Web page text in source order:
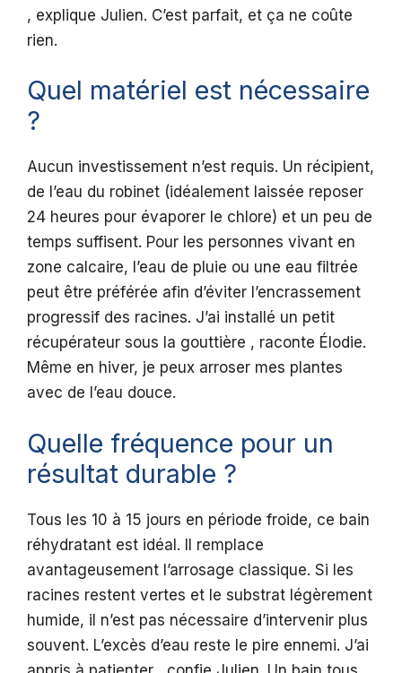
, explique Julien. C’est parfait, et ça ne coûte
rien.
Quel matériel est nécessaire
?
Aucun investissement n’est requis. Un récipient,
de l’eau du robinet (idéalement laissée reposer
24 heures pour évaporer le chlore) et un peu de
temps suffisent. Pour les personnes vivant en
zone calcaire, l’eau de pluie ou une eau filtrée
peut être préférée afin d’éviter l’encrassement
progressif des racines. J’ai installé un petit
récupérateur sous la gouttière , raconte Élodie.
Même en hiver, je peux arroser mes plantes
avec de l’eau douce.
Quelle fréquence pour un
résultat durable ?
Tous les 10 à 15 jours en période froide, ce bain
réhydratant est idéal. Il remplace
avantageusement l’arrosage classique. Si les
racines restent vertes et le substrat légèrement
humide, il n’est pas nécessaire d’intervenir plus
souvent. L’excès d’eau reste le pire ennemi. J’ai